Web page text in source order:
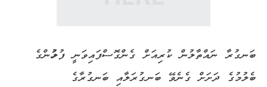
ބަނގުރާ ނައްތާލުން ކުރިއަށް ގެންގޮސްފައިވަނީ ފުލުހުންގެ
ބެލުމުގެ ދަށަށް ގެނެވޭ ބަނގުރަލާއި ބަނގުރާގެ